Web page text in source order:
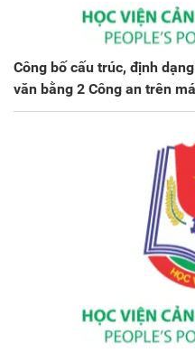
Công bố cấu trúc, định
văn bằng 2 Công an trên